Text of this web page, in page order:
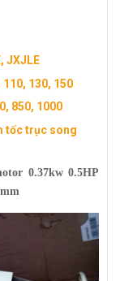
JXJLE
110, 130, 150
850, 1000
tốc trục song
0.37kw 0.5HP